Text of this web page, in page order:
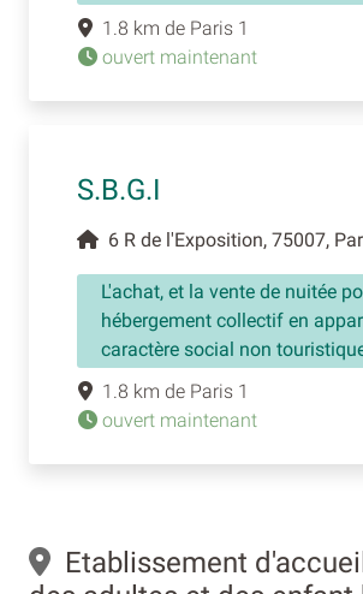
1.8 km de Paris 1
ouvert maintenant
S.B.G.I
6 R de l'Exposition, 75007,
L'achat, et la vente de nuitée
hébergement collectif en
caractère social non
1.8 km de Paris 1
ouvert maintenant
Etablissement